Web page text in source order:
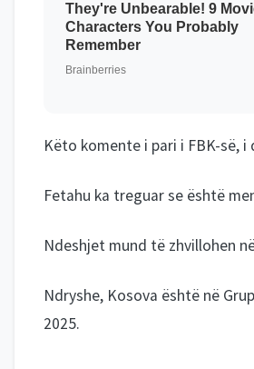
Këto komente i pari i FBK-së,
Fetahu ka treguar se është
Ndeshjet mund të zhvillohen
Ndryshe, Kosova është në
2025.